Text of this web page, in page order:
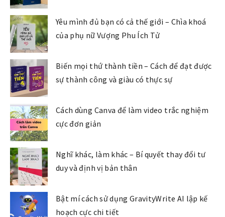
Yêu mình đủ bạn có cả thế giới – Chìa khoá
của phụ nữ Vượng Phu Ích Tử
Biến mọi thứ thành tiền – Cách để đạt được
sự thành công và giàu có thực sự
Cách dùng Canva để làm video trắc nghiệm
cực đơn giản
Nghĩ khác, làm khác – Bí quyết thay đổi tư
duy và định vị bản thân
Bật mí cách sử dụng GravityWrite AI lập kế
hoạch cực chi tiết